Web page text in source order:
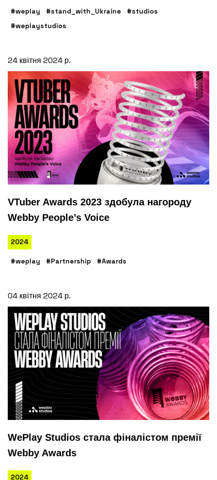
#weplay #stand_with_Ukraine
#studios
#weplaystudios
24 квітня 2024 р.
VTuber Awards 2023 здобула нагороду
Webby People’s Voice
2024
#weplay #Partnership #Awards
04 квітня 2024 р.
WePlay Studios стала фіналістом премії
Webby Awards
2024